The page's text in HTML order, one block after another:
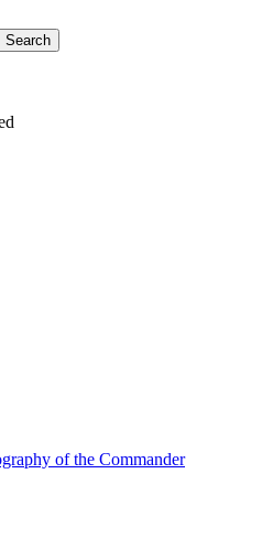
Search
of the Commander